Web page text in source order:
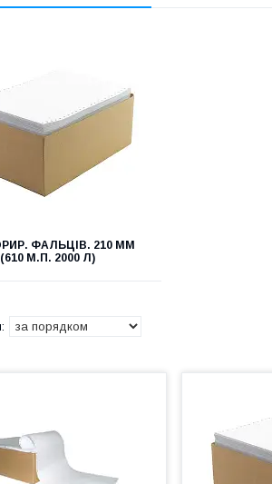
ФАЛЬЦІВ. 210 ММ
(610 М.П. 2000 Л)